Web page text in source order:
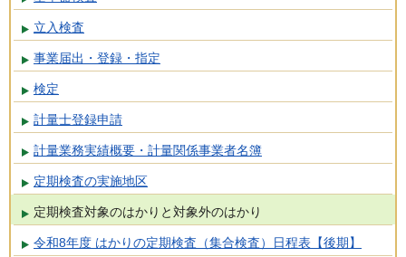
立入検査
事業届出・登録・指定
検定
計量士登録申請
計量業務実績概要・計量関係事業者名簿
定期検査の実施地区
定期検査対象のはかりと対象外のはかり
令和8年度 はかりの定期検査（集合検査）日程表【後期】